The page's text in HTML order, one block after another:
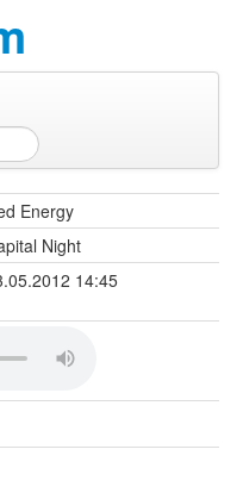
Energy
Night
14:45